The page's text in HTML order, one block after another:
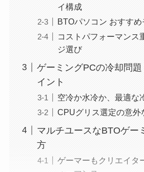
イ構成
BTOパソコン おすす
コストパフォーマンス
ジ選び
ゲーミングPCの冷却問
イント
空冷か水冷か、最適な
CPUグリス選定の意外
マルチユースなBTOゲー
方
ゲーマーもクリエイタ